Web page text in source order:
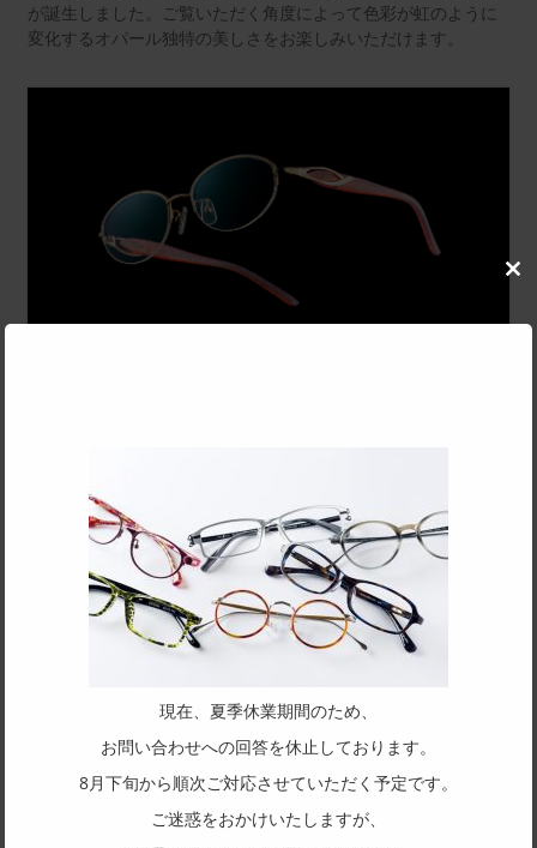
が誕生しました。ご覧いただく角度によって色彩が虹のように
変化するオパール独特の美しさをお楽しみいただけます。
ジュエリーフレームの新しいカタチを提案します。
ロイ、テンプルバネ部のパーツがラグジュアリー感と装着感を高めていま
ハイブリッドオパールとは、産学連携の研究グループが国際宇宙ステーシ
ョン(ISS)で行なった宇宙実験の成果をもとに開発され、材料をさらに進化
させた新素材です。
人工素材でありながら、見る角度によって色彩が虹のように揺らめき変化
現在、夏季休業期間のため、
お問い合わせへの回答を休止しております。
8月下旬から順次ご対応させていただく予定です。
ご迷惑をおかけいたしますが、